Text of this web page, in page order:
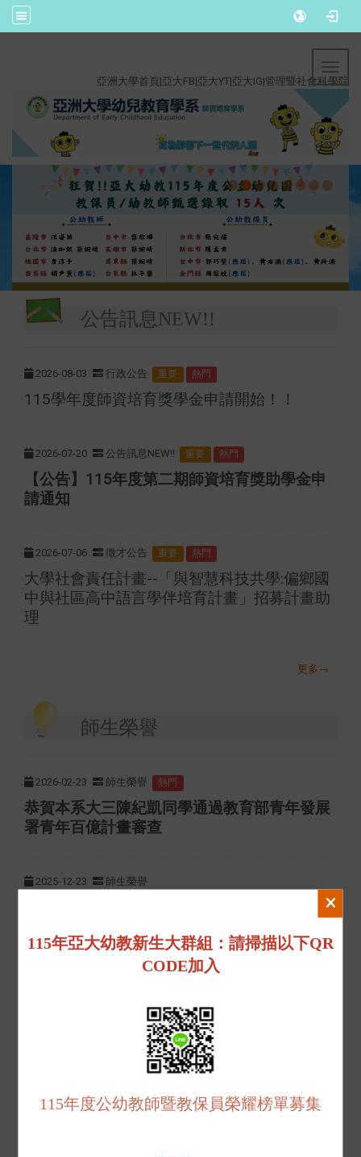
亞洲大學首頁|亞大FB|亞大YT|亞大IG|管理暨社會科學院
公告訊息NEW!!
2026-08-03 行政公告 重要 熱門
115學年度師資培育獎學金申請開始！！
2026-07-20 公告訊息NEW!! 重要 熱門
【公告】115年度第二期師資培育獎助學金申
請通知
2026-07-06 徵才公告 重要 熱門
大學社會責任計畫--「與智慧科技共學:偏鄉國
中與社區高中語言學伴培育計畫」招募計畫助
理
更多→
師生榮譽
2026-02-23 師生榮譽 熱門
恭賀本系大三陳紀凱同學通過教育部青年發展
署青年百億計畫審查
2025-12-23 師生榮譽
恭喜本系羅恩綺老師榮獲113學年度校級優良
115年亞大幼教新生大群組：請掃描以下QR
CODE加入
115年度公幼教師暨教保員榮耀榜單募集